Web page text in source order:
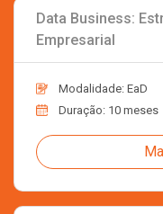
Data Business:
Empresarial
Modalidade: EaD
Duração: 10 meses